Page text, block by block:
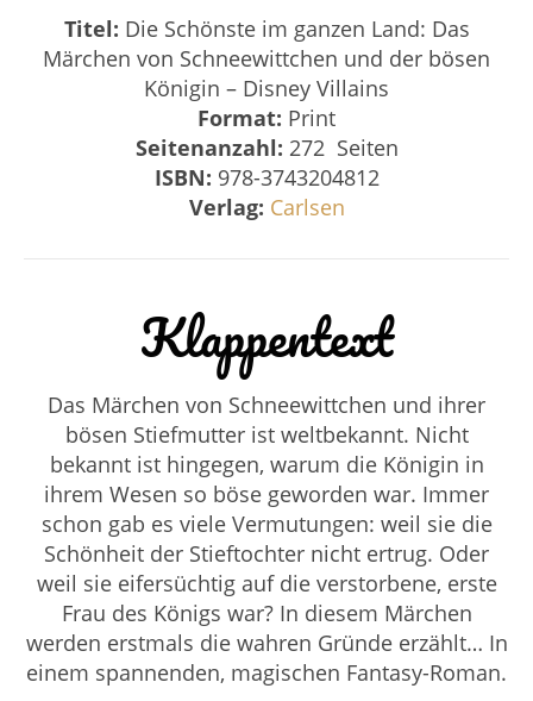
Titel: Die Schönste im ganzen Land: Das
Märchen von Schneewittchen und der bösen
Königin – Disney Villains
Format: Print
Seitenanzahl: 272 Seiten
ISBN: 978-3743204812
Verlag: Carlsen
Klappentext
Das Märchen von Schneewittchen und ihrer
bösen Stiefmutter ist weltbekannt. Nicht
bekannt ist hingegen, warum die Königin in
ihrem Wesen so böse geworden war. Immer
schon gab es viele Vermutungen: weil sie die
Schönheit der Stieftochter nicht ertrug. Oder
weil sie eifersüchtig auf die verstorbene, erste
Frau des Königs war? In diesem Märchen
werden erstmals die wahren Gründe erzählt… In
einem spannenden, magischen Fantasy-Roman.